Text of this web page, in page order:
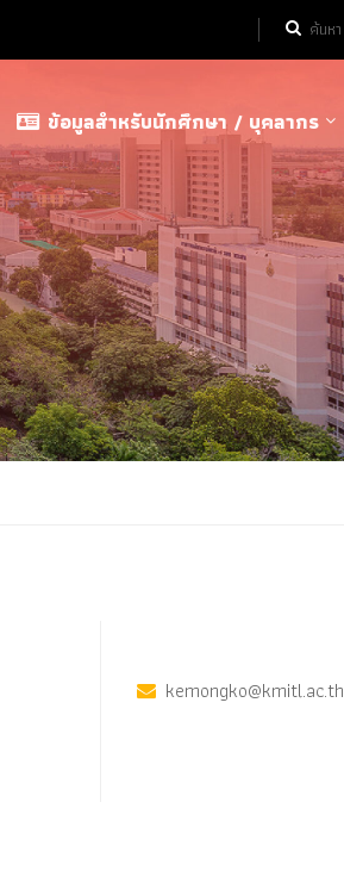
ข้อมูลสำหรับนักศึกษา / บุคลากร
kemongko@kmitl.ac.th